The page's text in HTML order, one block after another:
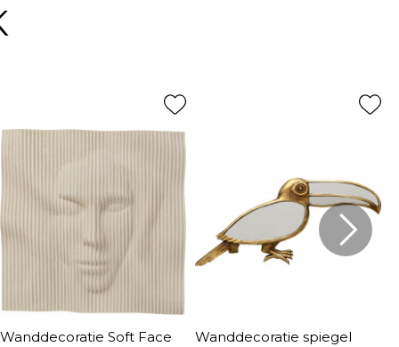
Wanddecoratie Soft Face
Wanddecoratie spiegel